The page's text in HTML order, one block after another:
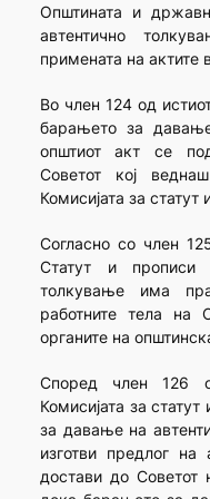
Општината и
автентично
примената на актите
Во член 124 од
барањето за
општиот акт се
Советот кој
Комисијата за статут
Согласно со член
Статут и прописи
толкување има
работните тела на
органите на
Според член 126
Комисијата за
за давање на
изготви предлог
достави до Советот